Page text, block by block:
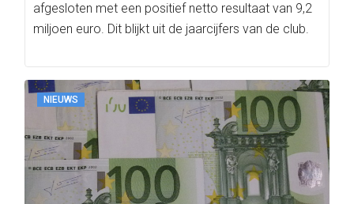
afgesloten met een positief netto resultaat van 9,2
miljoen euro. Dit blijkt uit de jaarcijfers van de club.
NIEUWS